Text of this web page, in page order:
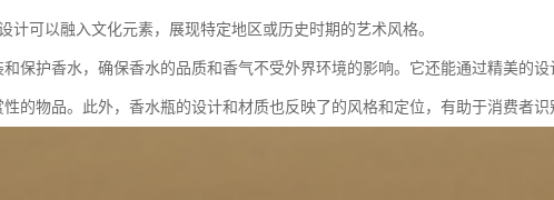
计可以融入文化元素，展现特定地区或历史时期的艺术风格。
保护香水，确保香水的品质和香气不受外界环境的影响。它还能通过精美的
的物品。此外，香水瓶的设计和材质也反映了的风格和定位，有助于消费者识